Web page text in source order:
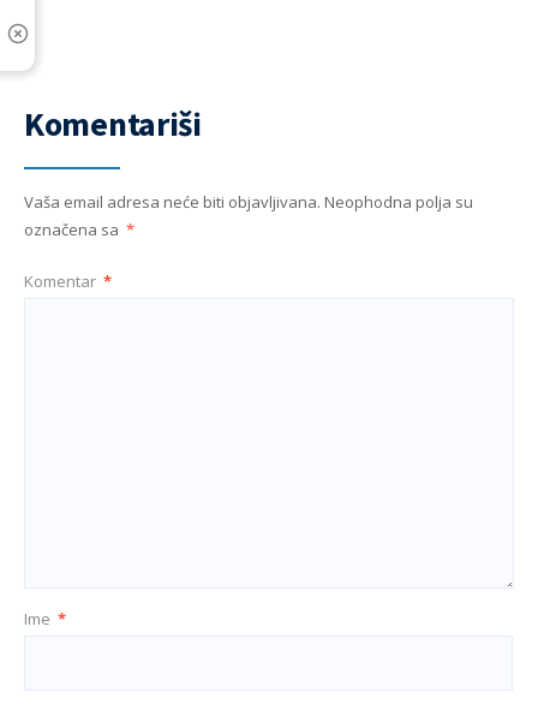
Komentariši
Vaša email adresa neće biti objavljivana. Neophodna polja su
označena sa *
Komentar *
Ime *